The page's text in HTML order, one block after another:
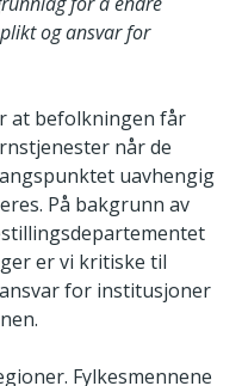
og ansvar for
at befolkningen får
når de
uavhengig
På bakgrunn av
er vi kritiske til
for institusjoner
Fylkesmennene